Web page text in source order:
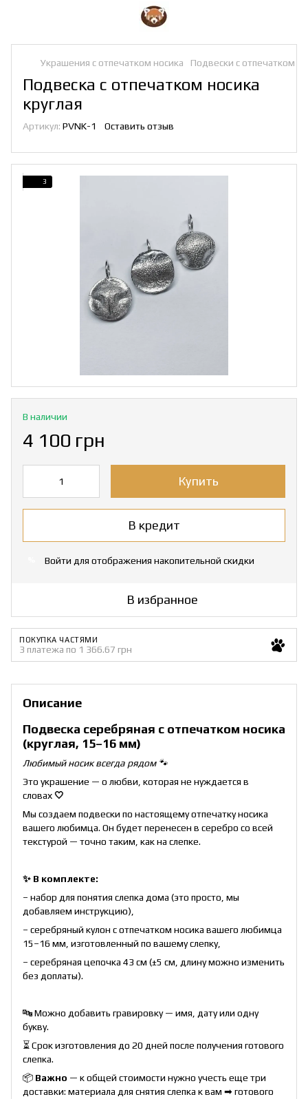
Украшения с отпечатком носика Подвески с отпечатком
Подвеска с отпечатком носика
круглая
Артикул: PVNK-1 Оставить отзыв
3
В наличии
4 100 грн
Купить
В кредит
Войти для отображения накопительной скидки
В избранное
ПОКУПКА ЧАСТЯМИ
3 платежа по 1 366.67 грн
Описание
Подвеска серебряная с отпечатком носика
(круглая, 15–16 мм)
Любимый носик всегда рядом 🐾
Это украшение — о любви, которая не нуждается в
словах🤍
Мы создаем подвески по настоящему отпечатку носика
вашего любимца. Он будет перенесен в серебро со всей
текстурой — точно таким, как на слепке.
✨ В комплекте:
– набор для понятия слепка дома (это просто, мы
добавляем инструкцию),
– серебряный кулон с отпечатком носика вашего любимца
15–16 мм, изготовленный по вашему слепку,
– серебряная цепочка 43 см (±5 см, длину можно изменить
без доплаты).
🔤 Можно добавить гравировку — имя, дату или одну
букву.
⏳ Срок изготовления до 20 дней после получения готового
слепка.
📦 Важно — к общей стоимости нужно учесть еще три
доставки: материала для снятия слепка к вам ➡ готового